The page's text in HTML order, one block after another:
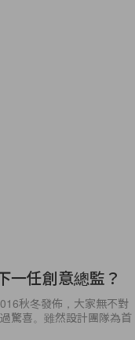
一任創意總監？
秋冬發佈，大家無不對
驚喜。雖然設計團隊為首